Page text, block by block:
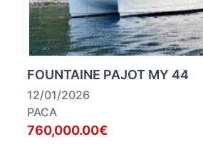
FOUNTAINE PAJOT MY 44
12/01/2026
PACA
760,000.00€